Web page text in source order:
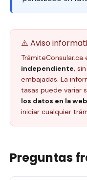
⚠️ Aviso
TrámiteConsular.ca
independiente,
embajadas. La
tasas puede variar
los datos en la
iniciar cualquier
Preguntas